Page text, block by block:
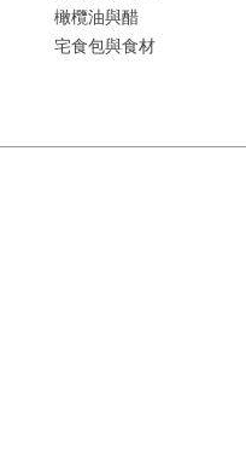
橄欖油與醋
宅食包與食材